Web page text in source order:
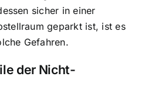
sicher in einer
geparkt ist, ist es
Gefahren.
der Nicht-